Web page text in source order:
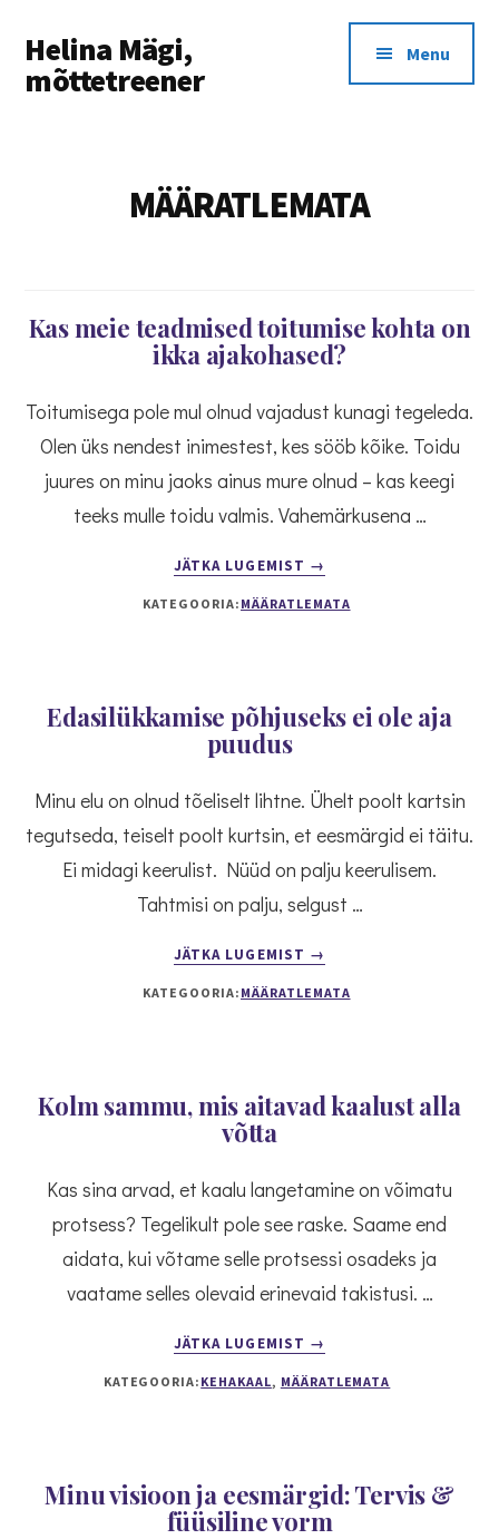
main
content
footer
menu
Helina Mägi,
mõttetreener
Menu
MÄÄRATLEMATA
Kas meie teadmised toitumise kohta on
ikka ajakohased?
Toitumisega pole mul olnud vajadust kunagi tegeleda.
Olen üks nendest inimestest, kes sööb kõike. Toidu
juures on minu jaoks ainus mure olnud – kas keegi
teeks mulle toidu valmis. Vahemärkusena …
JÄTKA LUGEMIST
KAS
MEIE
ON
IKKA
→
KATEGOORIA: MÄÄRATLEMATA
Edasilükkamise põhjuseks ei ole aja
puudus
Minu elu on olnud tõeliselt lihtne. Ühelt poolt kartsin
tegutseda, teiselt poolt kurtsin, et eesmärgid ei täitu.
Ei midagi keerulist. Nüüd on palju keerulisem.
Tahtmisi on palju, selgust …
JÄTKA LUGEMIST
EDASILÜKKAMISE
PÕHJUSEKS
PUUDUS
→
KATEGOORIA: MÄÄRATLEMATA
Kolm sammu, mis aitavad kaalust alla
võtta
Kas sina arvad, et kaalu langetamine on võimatu
protsess? Tegelikult pole see raske. Saame end
aidata, kui võtame selle protsessi osadeks ja
vaatame selles olevaid erinevaid takistusi. …
JÄTKA LUGEMIST
KOLM
SAMMU,
ALLA
VÕTTA
→
KATEGOORIA: KEHAKAAL, MÄÄRATLEMATA
Minu visioon ja eesmärgid: Tervis &
füüsiline vorm